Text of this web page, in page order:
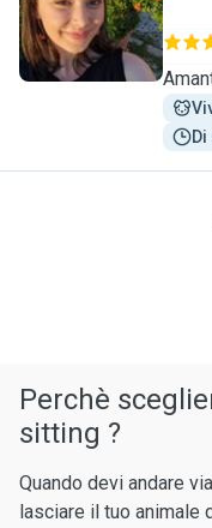
L
Perchè
sitting ?
Quando devi andare
lasciare il tuo animale